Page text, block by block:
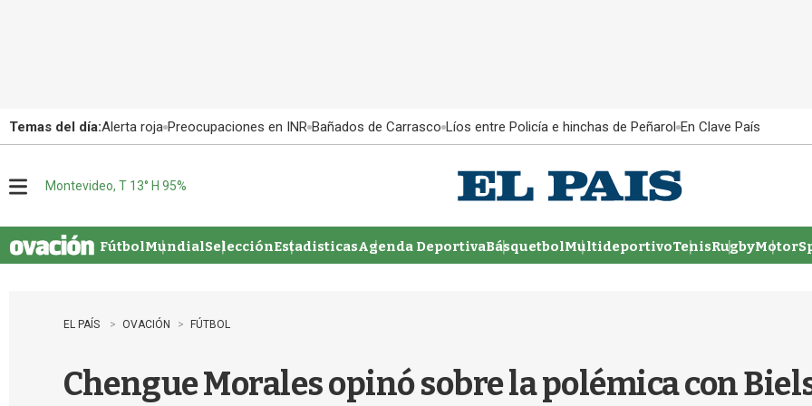
Temas del día:Alerta roja Preocupaciones en INR Bañados de Carrasco Líos entre Policía e hinchas de Peñarol En Clave País
u
Montevideo, T 13° H 95%
FútbolMundialSelecciónEstadisticasAgenda DeportivaBásquetbolMultideportivoTenisRugby
EL PAÍS OVACIÓN FÚTBOL
Chengue Morales opinó sobre la polémica con